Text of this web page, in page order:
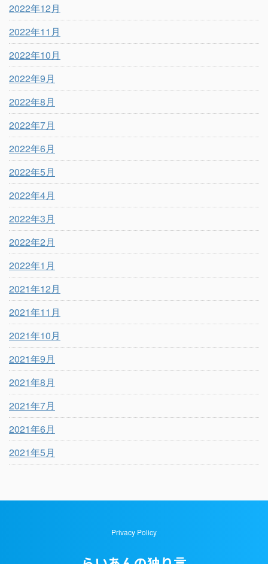
2022年12月
2022年11月
2022年10月
2022年9月
2022年8月
2022年7月
2022年6月
2022年5月
2022年4月
2022年3月
2022年2月
2022年1月
2021年12月
2021年11月
2021年10月
2021年9月
2021年8月
2021年7月
2021年6月
2021年5月
Privacy Policy